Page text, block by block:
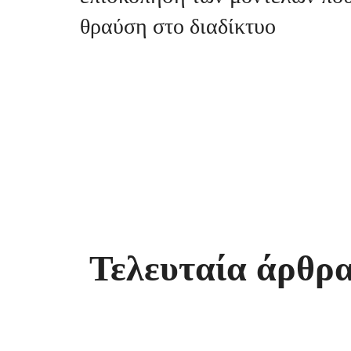
θραύση στο διαδίκτυο
Τελευταία